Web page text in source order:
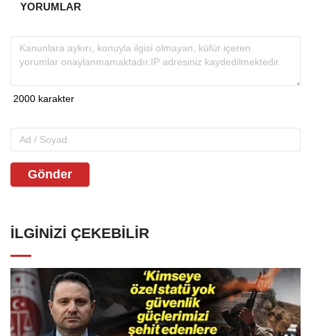
YORUMLAR
Gönder
İLGINIZI ÇEKEBILIR